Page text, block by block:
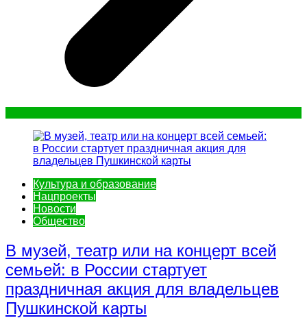
Культура и образование
Нацпроекты
Новости
Общество
В музей, театр или на концерт всей
семьей: в России стартует
праздничная акция для владельцев
Пушкинской карты